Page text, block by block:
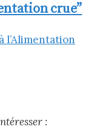
crue”
: